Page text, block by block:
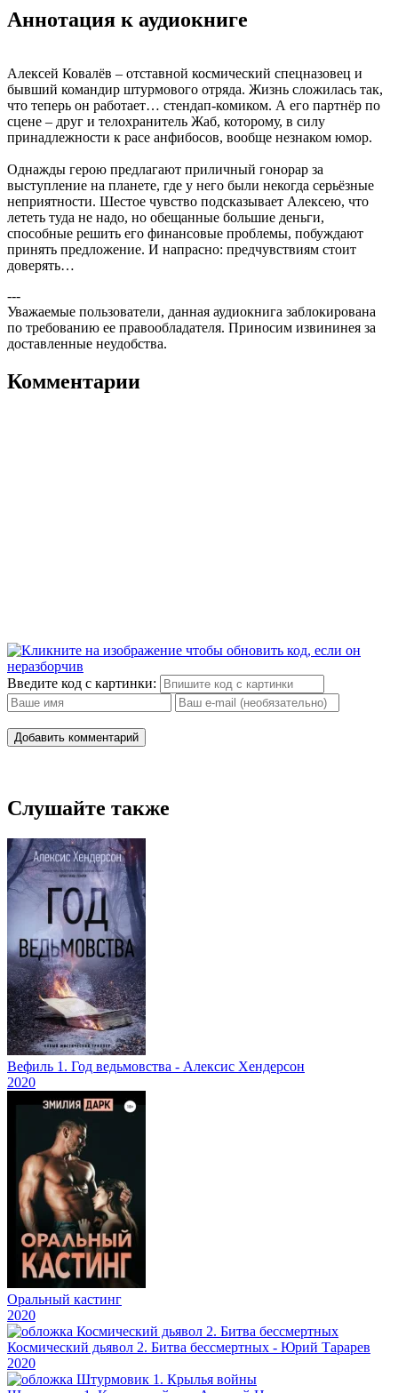
Аннотация к аудиокниге
Алексей Ковалёв – отставной космический спецназовец и
бывший командир штурмового отряда. Жизнь сложилась так,
что теперь он работает… стендап-комиком. А его партнёр по
сцене – друг и телохранитель Жаб, которому, в силу
принадлежности к расе анфибосов, вообще незнаком юмор.
Однажды герою предлагают приличный гонорар за
выступление на планете, где у него были некогда серьёзные
неприятности. Шестое чувство подсказывает Алексею, что
лететь туда не надо, но обещанные большие деньги,
способные решить его финансовые проблемы, побуждают
принять предложение. И напрасно: предчувствиям стоит
доверять…
---
Уважаемые пользователи, данная аудиокнига заблокирована
по требованию ее правообладателя. Приносим извининея за
доставленные неудобства.
Комментарии
Введите код с картинки:
Добавить комментарий
Слушайте также
Вефиль 1. Год ведьмовства - Алексис Хендерсон
2020
Оральный кастинг
2020
Космический дьявол 2. Битва бессмертных - Юрий Тарарев
2020